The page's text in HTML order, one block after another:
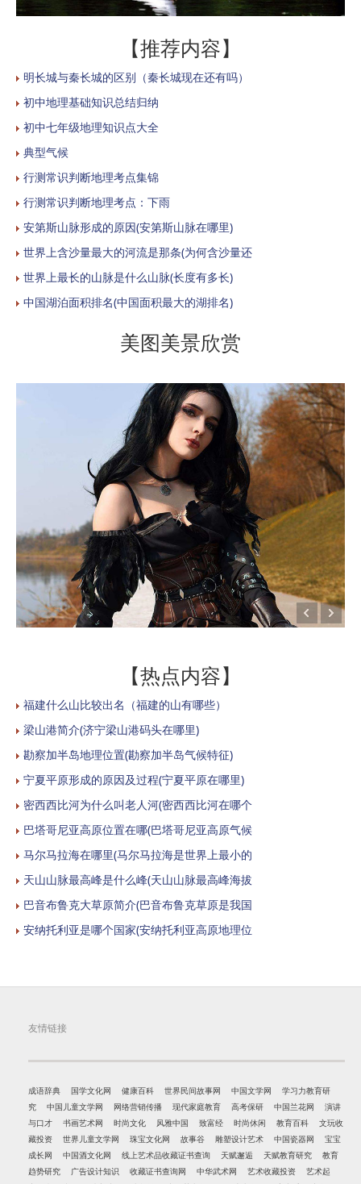
【推荐内容】
明长城与秦长城的区别（秦长城现在还有吗）
初中地理基础知识总结归纳
初中七年级地理知识点大全
典型气候
行测常识判断地理考点集锦
行测常识判断地理考点：下雨
安第斯山脉形成的原因(安第斯山脉在哪里)
世界上含沙量最大的河流是那条(为何含沙量还
世界上最长的山脉是什么山脉(长度有多长)
中国湖泊面积排名(中国面积最大的湖排名)
美图美景欣赏
【热点内容】
福建什么山比较出名（福建的山有哪些）
梁山港简介(济宁梁山港码头在哪里)
勘察加半岛地理位置(勘察加半岛气候特征)
宁夏平原形成的原因及过程(宁夏平原在哪里)
密西西比河为什么叫老人河(密西西比河在哪个
巴塔哥尼亚高原位置在哪(巴塔哥尼亚高原气候
马尔马拉海在哪里(马尔马拉海是世界上最小的
天山山脉最高峰是什么峰(天山山脉最高峰海拔
巴音布鲁克大草原简介(巴音布鲁克草原是我国
安纳托利亚是哪个国家(安纳托利亚高原地理位
友情链接
成语辞典 国学文化网 健康百科 世界民间故事网 中国文学网
学习力教育研
究
中国儿童文学网 网络营销传播 现代家庭教育 高考保研 中国兰花网
演讲
与口才
书画艺术网 时尚文化 风雅中国 致富经 时尚休闲 教育百科
文玩收
藏投资
世界儿童文学网 珠宝文化网 故事谷 雕塑设计艺术 中国瓷器网
宝宝
成长网
中国酒文化网 线上艺术品收藏证书查询 天赋邂逅 天赋教育研究
教育
趋势研究
广告设计知识 收藏证书查询网 中华武术网 艺术收藏投资
艺术起